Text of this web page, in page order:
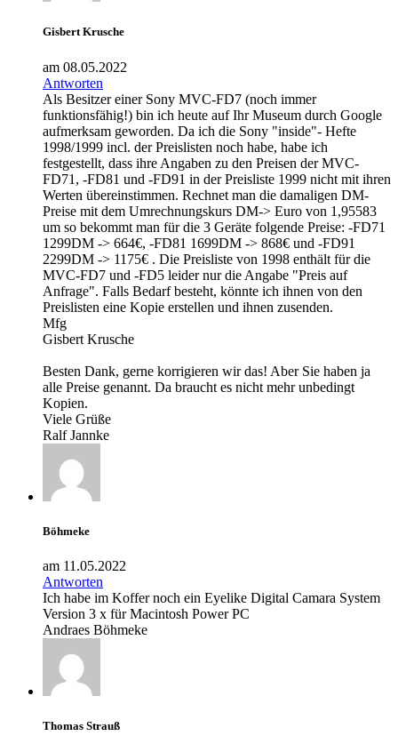
Gisbert Krusche
am 08.05.2022
Antworten
Als Besitzer einer Sony MVC-FD7 (noch immer
funktionsfähig!) bin ich heute auf Ihr Museum durch Google
aufmerksam geworden. Da ich die Sony "inside"- Hefte
1998/1999 incl. der Preislisten noch habe, habe ich
festgestellt, dass ihre Angaben zu den Preisen der MVC-
FD71, -FD81 und -FD91 in der Preisliste 1999 nicht mit ihren
Werten übereinstimmen. Rechnet man die damaligen DM-
Preise mit dem Umrechnungskurs DM-> Euro von 1,95583
um so bekommt man für die 3 Geräte folgende Preise: -FD71
1299DM -> 664€, -FD81 1699DM -> 868€ und -FD91
2299DM -> 1175€ . Die Preisliste von 1998 enthält für die
MVC-FD7 und -FD5 leider nur die Angabe "Preis auf
Anfrage". Falls Bedarf besteht, könnte ich ihnen von den
Preislisten eine Kopie erstellen und ihnen zusenden.
Mfg
Gisbert Krusche
Besten Dank, gerne korrigieren wir das! Aber Sie haben ja
alle Preise genannt. Da braucht es nicht mehr unbedingt
Kopien.
Viele Grüße
Ralf Jannke
Böhmeke
am 11.05.2022
Antworten
Ich habe im Koffer noch ein Eyelike Digital Camara System
Version 3 x für Macintosh Power PC
Andraes Böhmeke
Thomas Strauß